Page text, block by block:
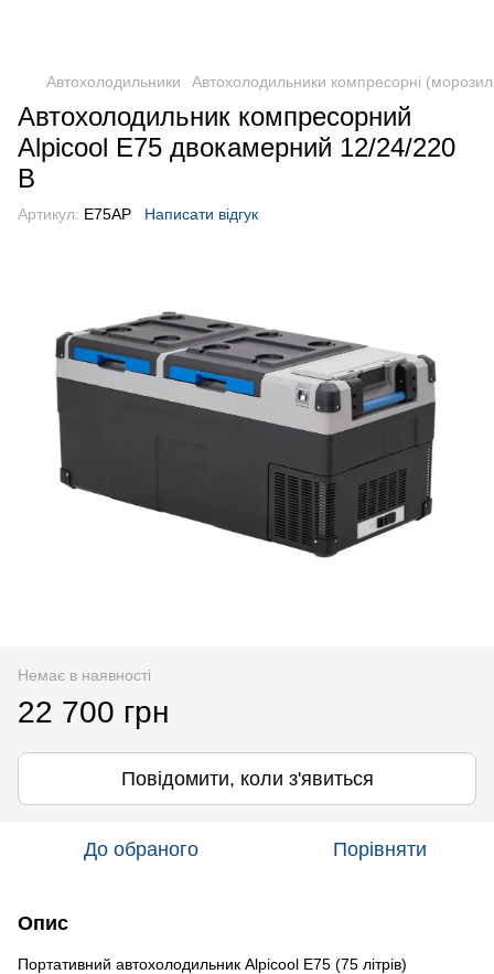
Автохолодильники Автохолодильники компресорні
Автохолодильник компресорний
Alpicool E75 двокамерний 12/24/220
В
Артикул: E75AP Написати відгук
Немає в наявності
22 700 грн
Повідомити, коли з'явиться
До обраного Порівняти
Опис
Портативний автохолодильник Alpicool E75 (75 літрів)